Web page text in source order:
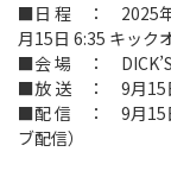
■日 程 ： 2025年9
月15日 6:35 キックオ
■会 場 ： DICK’S
■放 送 ： 9月15日
■配 信 ： 9月15日
ブ配信）